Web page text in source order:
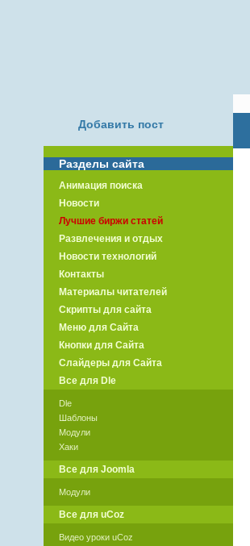
Добавить пост
Разделы сайта
Анимация поиска
Новости
Лучшие биржи статей
Развлечения и отдых
Новости технологий
Контакты
Материалы читателей
Скрипты для сайта
Меню для Сайта
Кнопки для Сайта
Слайдеры для Сайта
Все для Dle
Dle
Шаблоны
Модули
Хаки
Все для Joomla
Модули
Все для uCoz
Видео уроки uCoz